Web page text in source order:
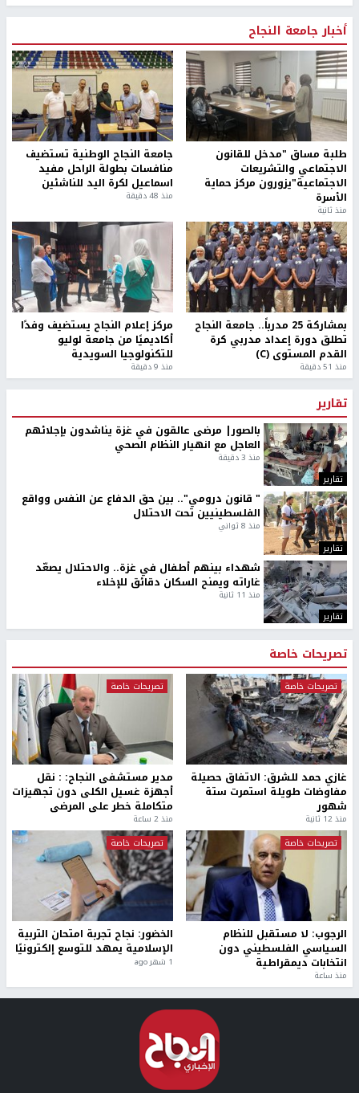
أخبار جامعة النجاح
طلبة مساق "مدخل للقانون
الاجتماعي والتشريعات
الاجتماعية"يزورون مركز حماية
الأسرة
منذ ثانية
جامعة النجاح الوطنية تستضيف
منافسات بطولة الراحل مفيد
اسماعيل لكرة اليد للناشئين
منذ 48 دقيقة
بمشاركة 25 مدرباً.. جامعة النجاح
تطلق دورة إعداد مدربي كرة
القدم المستوى (C)
منذ 51 دقيقة
مركز إعلام النجاح يستضيف وفدًا
أكاديميًا من جامعة لوليو
للتكنولوجيا السويدية
منذ 9 دقيقة
تقارير
تقارير
بالصور| مرضى عالقون في غزة يناشدون بإجلائهم
العاجل مع انهيار النظام الصحي
منذ 3 دقيقة
تقارير
" قانون درومي".. بين حق الدفاع عن النفس وواقع
الفلسطينيين تحت الاحتلال
منذ 8 ثواني
تقارير
شهداء بينهم أطفال في غزة.. والاحتلال يصعّد
غاراته ويمنح السكان دقائق للإخلاء
منذ 11 ثانية
تصريحات خاصة
تصريحات خاصة
غازي حمد للشرق: الاتفاق حصيلة
مفاوضات طويلة استمرت ستة
شهور
منذ 12 ثانية
تصريحات خاصة
مدير مستشفى النجاح: : نقل
أجهزة غسيل الكلى دون تجهيزات
متكاملة خطر على المرضى
منذ 2 ساعة
تصريحات خاصة
الرجوب: لا مستقبل للنظام
السياسي الفلسطيني دون
انتخابات ديمقراطية
منذ ساعة
تصريحات خاصة
الخضور: نجاح تجربة امتحان التربية
الإسلامية يمهد للتوسع إلكترونيًا
1 شهر ago